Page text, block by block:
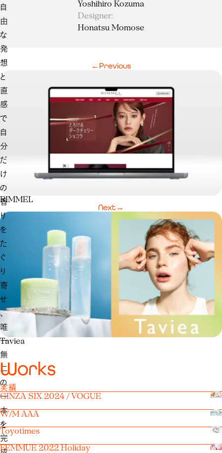
自
由
な
発
想
と
直
感
で
自
分
だ
け
の
香
り
を
た
ぐ
り
寄
せ
、
唯
一
無
二
の
一
本
を
完
Yoshihiro Kozuma
Designer:
Honatsu Momose
Previous
←
RIMMEL
Next →
Taviea
Works
実績
GINZA SIX 2024 / VOGUE
W/M AAA
Toyotimes
FEMMUE 2022 Holiday